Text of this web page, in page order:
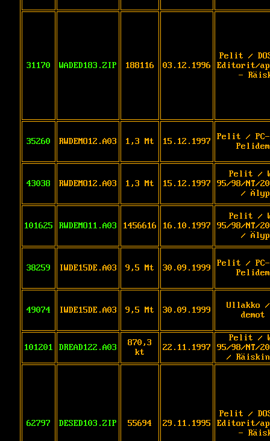
31170 WADED183.ZIP 188116 03.12.1996
Pelit /
Editorit/
-
35260 RWDEMO12.A03 1,3 Mt 15.12.1997
Pelit /
43038 RWDEMO12.A03 1,3 Mt 15.12.1997
Pelit /
95/98/NT/
/
101625 RWDEMO11.A03 1456616 16.10.1997
Pelit /
95/98/NT/
/
38259 IWDE15DE.A03 9,5 Mt 30.09.1999
Pelit /
49074 IWDE15DE.A03 9,5 Mt 30.09.1999
Ullakko /
demot
101201 DREAD122.A03
870,3
kt
22.11.1997
Pelit /
95/98/NT/
/
62797 DESED103.ZIP 55694 29.11.1995
Pelit /
Editorit/
-